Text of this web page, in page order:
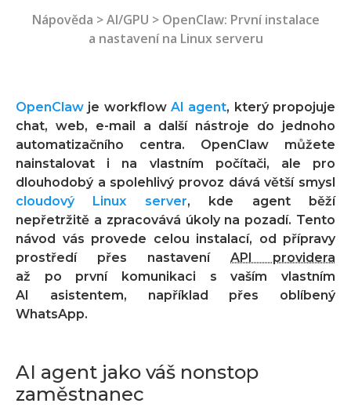
Nápověda >AI/GPU > OpenClaw: První instalace
a nastavení na Linux serveru
OpenClaw je workflow AI agent, který propojuje
chat, web, e-mail a další nástroje do jednoho
automatizačního centra. OpenClaw můžete
nainstalovat i na vlastním počítači, ale pro
dlouhodobý a spolehlivý provoz dává větší smysl
cloudový Linux server, kde agent běží
nepřetržitě a zpracovává úkoly na pozadí. Tento
návod vás provede celou instalací, od přípravy
prostředí přes nastavení API providera
až po první komunikaci s vaším vlastním
AI asistentem, například přes oblíbený
WhatsApp.
AI agent jako váš nonstop
zaměstnanec